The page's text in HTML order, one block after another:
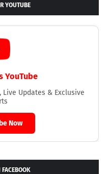
YOUTUBE
YouTube
Updates & Exclusive
Now
FACEBOOK